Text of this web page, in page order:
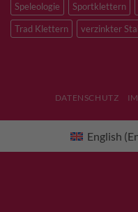
Speleologie
Sportklettern
Trad Klettern
verzinkter
DATENSCHUTZ
English (